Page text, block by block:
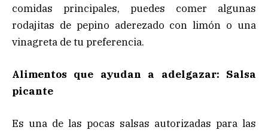
comidas principales, puedes comer algunas
rodajitas de pepino aderezado con limón o una
vinagreta de tu preferencia.
Alimentos que ayudan a adelgazar: Salsa
picante
Es una de las pocas salsas autorizadas para las